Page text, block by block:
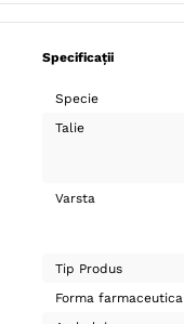
Specificații
Specie
Talie
Varsta
Tip Produs
Forma farmaceutica